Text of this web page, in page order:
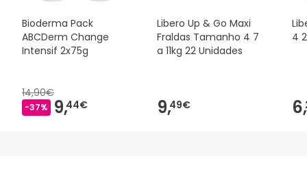
Bioderma Pack
ABCDerm Change
Intensif 2x75g
14,90€
-37% 9,44€
Libero Up & Go Maxi
Fraldas Tamanho 4 7
a 11kg 22 Unidades
9,49€
4
6,